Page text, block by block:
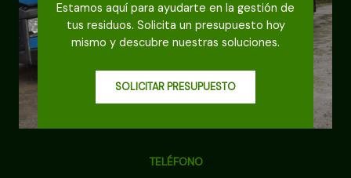
Estamos aquí para ayudarte en la gestión de
tus residuos. Solicita un presupuesto hoy
mismo y descubre nuestras soluciones.
SOLICITAR PRESUPUESTO
TELÉFONO